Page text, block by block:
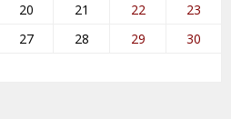
20 21 22
23
27 28 29
30